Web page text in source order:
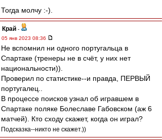
Тогда молчу :-).
Край -
05 янв 2023 08:36
Не вспомнил ни одного португальца в
Спартаке (тренеры не в счёт, у них нет
национальности)).
Проверил по статистике--и правда, ПЕРВЫЙ
португалец..
В процессе поисков узнал об игравшем в
Спартаке поляке Болеславе Габовском (аж 6
матчей). Кто сходу скажет, когда он играл?
Подсказка--никто не скажет.))